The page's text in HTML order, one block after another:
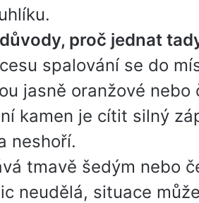
proč jednat
spalování se do
jasně oranžové nebo
kamen je cítit silný
neshoří.
tmavě šedým nebo
neudělá, situace